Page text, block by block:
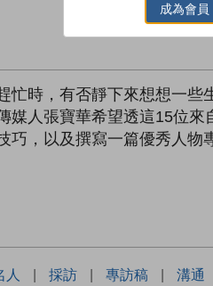
時，有否靜下來想想一
媒人張寶華希望透這15位
，以及撰寫一篇優秀人物
人 | 採訪 | 專訪稿 | 溝通
成為會員